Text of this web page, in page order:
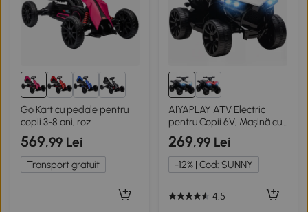
Go Kart cu pedale pentru
copii 3-8 ani, roz
569,99 Lei
Transport gratuit
AIYAPLAY ATV Electric
pentru Copii 6V, Mașină cu
4 Roți cu Muzică și Faruri
LED, pentru Vârste 3-8 Ani,
Alb, Negru
269,99 Lei
-12% | Cod: SUNNY
4.5